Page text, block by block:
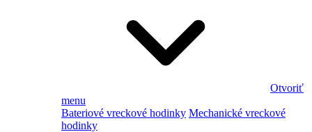
Otvoriť
menu
Bateriové vreckové hodinky Mechanické vreckové
hodinky